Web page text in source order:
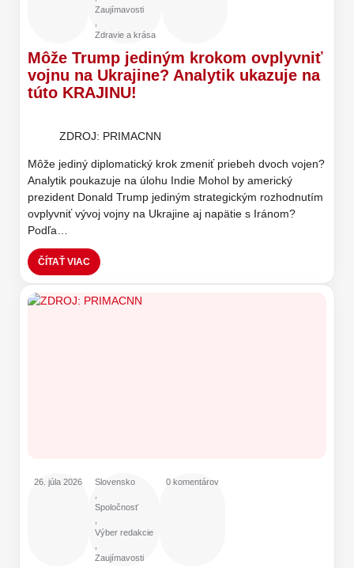
Zaujímavosti
Zdravie a krása
Môže Trump jediným krokom ovplyvniť
vojnu na Ukrajine? Analytik ukazuje na
túto KRAJINU!
ZDROJ: PRIMACNN
Môže jediný diplomatický krok zmeniť priebeh dvoch vojen?
Analytik poukazuje na úlohu Indie Mohol by americký
prezident Donald Trump jediným strategickým rozhodnutím
ovplyvniť vývoj vojny na Ukrajine aj napätie s Iránom?
Podľa…
ČÍTAŤ VIAC
26. júla 2026
Slovensko
Spoločnosť
Výber redakcie
Zaujímavosti
0 komentárov